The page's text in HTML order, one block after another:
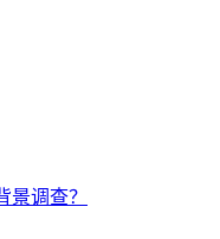
景调查？